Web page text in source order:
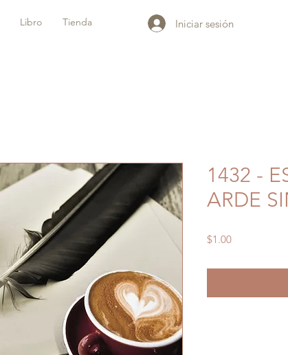
Libro Tienda Iniciar sesión
1432 -
ARDE
$1.00Precio